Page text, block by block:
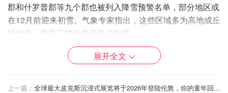
郡和什罗普郡等九个郡也被列入降雪预警名单，部分地区或
在12月前迎来初雪。气象专家指出，这些区域多为高地或丘
陵地形，气温下降后极易形成积雪。
展开全文
上一篇：
全球最大皮克斯沉浸式展览将于2026年登陆伦敦，你的童年回来了！